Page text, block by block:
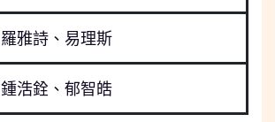
羅雅詩、易理斯
鍾浩銓、郁智皓